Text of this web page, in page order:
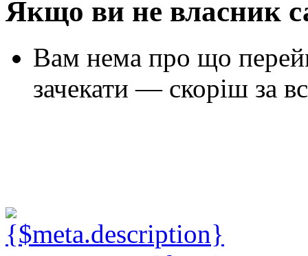
Якщо ви не власник
Вам нема про що
зачекати — скоріш за